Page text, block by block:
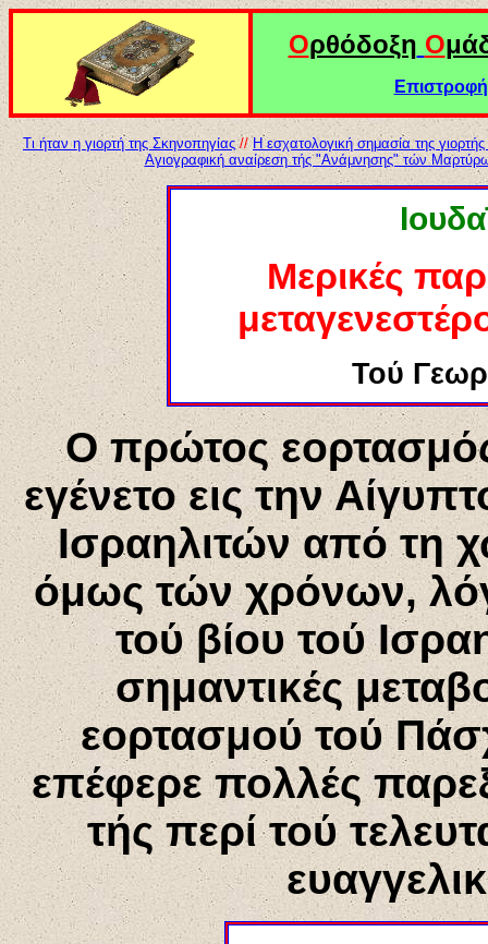
Ορθόδοξη Ο
Τι ήταν η γιορτή της Σκηνοπηγίας//Η εσχατολογική σημασία της
Αγιογραφική αναίρεση τής "Ανάμνησης" τών
Ιουδ
Μερικές
Τού
Ο πρώτος
εγένετο εις την
Ισραηλιτών από τη
όμως τών χρόνων,
τού βίου τού
σημαντικές
εορτασμού τού
επέφερε πολλές
τής περί τού